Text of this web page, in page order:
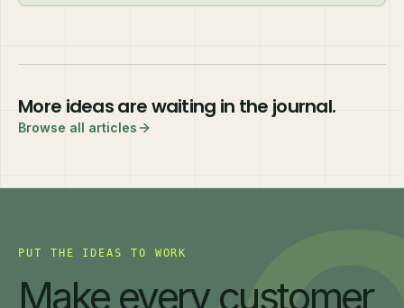
More ideas are waiting in the journal.
Browse all articles
PUT THE IDEAS TO WORK
Make every customer